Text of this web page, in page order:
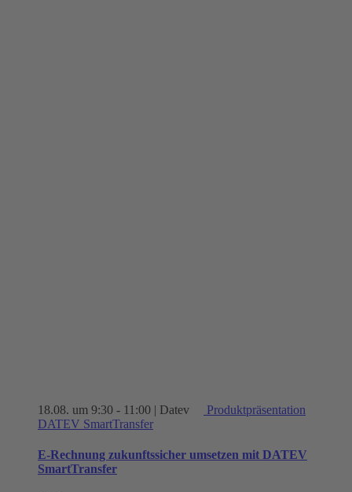
18.08. um 9:30 - 11:00 | Datev
Produktpräsentation
DATEV SmartTransfer
E-Rechnung zukunftssicher umsetzen mit DATEV
SmartTransfer